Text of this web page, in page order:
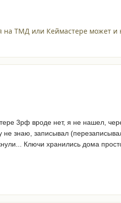
ТМД или Кеймастере может и
3рф вроде нет, я не нашел,
знаю, записывал
Ключи хранились дома